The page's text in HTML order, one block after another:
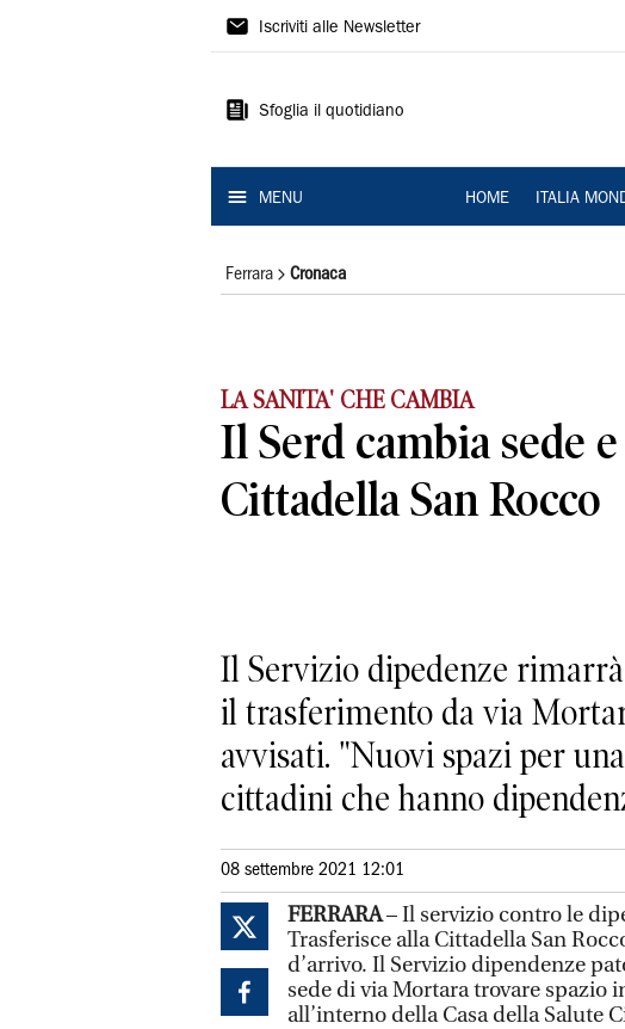
La
Ferrara
Iscriviti alle Newsletter
Sfoglia il quotidiano
MENU HOME ITALIA
Ferrara Cronaca
LA SANITA' CHE CAMBIA
Il Serd cambia sede
Cittadella San Rocco
Il Servizio dipedenze
il trasferimento da via
avvisati. "Nuovi spazi per
cittadini che hanno
08 settembre 2021 12:01
FERRARA– Il servizio contro le
Trasferisce alla Cittadella San
d’arrivo. Il Servizio dipendenze
sede di via Mortara trovare spazio
all’interno della Casa della Salute